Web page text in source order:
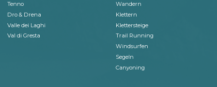
Tenno
Dro & Drena
Valle dei Laghi
Val di Gresta
Wandern
Klettern
Klettersteige
Trail Running
Windsurfen
Segeln
Canyoning